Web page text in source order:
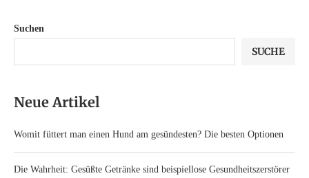
Suchen
SUCHE
Neue Artikel
Womit füttert man einen Hund am gesündesten? Die besten Optionen
Die Wahrheit: Gesüßte Getränke sind beispiellose Gesundheitszerstörer